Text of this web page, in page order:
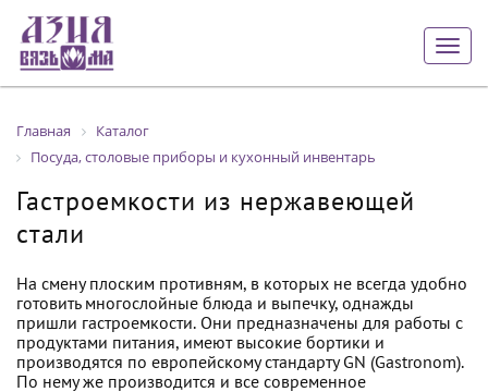
Главная
Каталог
Посуда, столовые приборы и кухонный инвентарь
Гастроемкости из нержавеющей
стали
На смену плоским противням, в которых не всегда удобно
готовить многослойные блюда и выпечку, однажды
пришли гастроемкости. Они предназначены для работы с
продуктами питания, имеют высокие бортики и
производятся по европейскому стандарту GN (Gastronom).
По нему же производится и все современное